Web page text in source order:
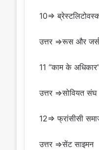
10⇒
उत्तर ⇒रूस और
11 “काम के
उत्तर ⇒सोवियत
12⇒ फ्रांसीसी
उत्तर ⇒सेंट साइमन